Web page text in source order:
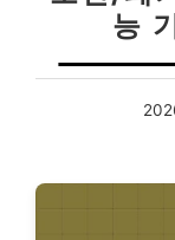
능